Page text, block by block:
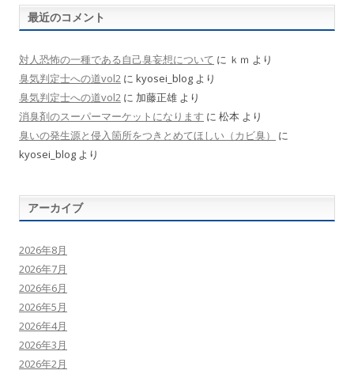
最近のコメント
対人恐怖の一種である自己臭妄想について に ｋｍ より
臭気判定士への道vol2 に kyosei_blog より
臭気判定士への道vol2 に 加藤正雄 より
消臭剤のスーパーマーケットになります に 松本 より
臭いの発生源と侵入箇所をつきとめてほしい（カビ臭）
に
kyosei_blog より
アーカイブ
2026年8月
2026年7月
2026年6月
2026年5月
2026年4月
2026年3月
2026年2月